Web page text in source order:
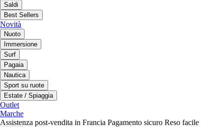
Saldi
Best Sellers
Novità
Nuoto
Immersione
Surf
Pagaia
Nautica
Sport su ruote
Estate / Spiaggia
Outlet
Marche
Assistenza post-vendita in Francia Pagamento sicuro Reso facile